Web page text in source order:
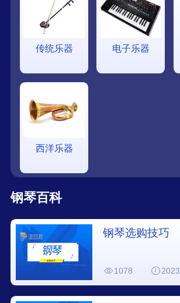
传统乐器 电子乐器
西洋乐器
钢琴百科
钢琴选购技巧
1078